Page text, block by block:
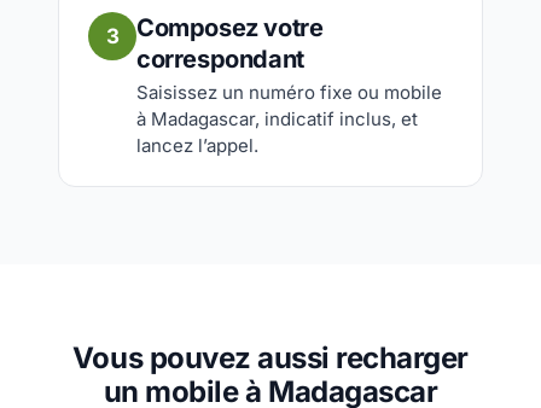
3
Composez votre
correspondant
Saisissez un numéro fixe ou mobile
à Madagascar, indicatif inclus, et
lancez l’appel.
Vous pouvez aussi recharger
un mobile à Madagascar